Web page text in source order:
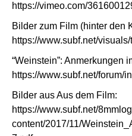
https://vimeo.com/
Bilder zum Film (hinter den
https://www.subf.net/
“Weinstein”: Anmerkungen
https://www.subf.net/forum/
Bilder aus Aus dem Film:
https://www.subf.net/
content/2017/11/